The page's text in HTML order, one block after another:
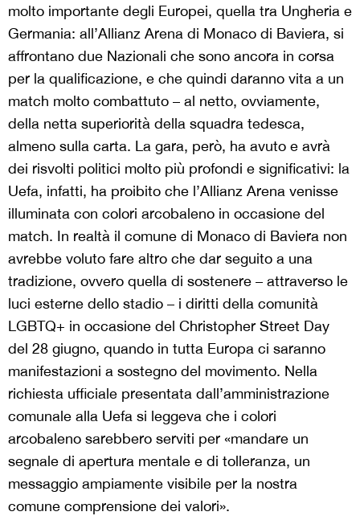
molto importante degli Europei, quella tra Ungheria e
Germania: all’Allianz Arena di Monaco di Baviera, si
affrontano due Nazionali che sono ancora in corsa
per la qualificazione, e che quindi daranno vita a un
match molto combattuto – al netto, ovviamente,
della netta superiorità della squadra tedesca,
almeno sulla carta. La gara, però, ha avuto e avrà
dei risvolti politici molto più profondi e significativi: la
Uefa, infatti, ha proibito che l’Allianz Arena venisse
illuminata con colori arcobaleno in occasione del
match. In realtà il comune di Monaco di Baviera non
avrebbe voluto fare altro che dar seguito a una
tradizione, ovvero quella di sostenere – attraverso le
luci esterne dello stadio – i diritti della comunità
LGBTQ+ in occasione del Christopher Street Day
del 28 giugno, quando in tutta Europa ci saranno
manifestazioni a sostegno del movimento. Nella
richiesta ufficiale presentata dall’amministrazione
comunale alla Uefa si leggeva che i colori
arcobaleno sarebbero serviti per «mandare un
segnale di apertura mentale e di tolleranza, un
messaggio ampiamente visibile per la nostra
comune comprensione dei valori».